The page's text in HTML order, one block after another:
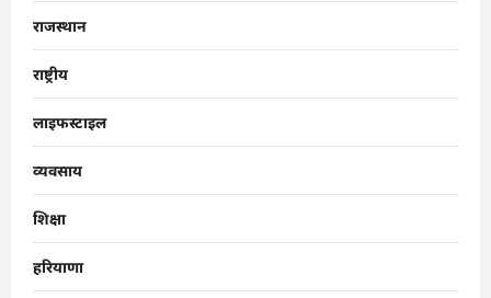
राजस्थान
राष्ट्रीय
लाइफस्टाइल
व्यवसाय
शिक्षा
हरियाणा